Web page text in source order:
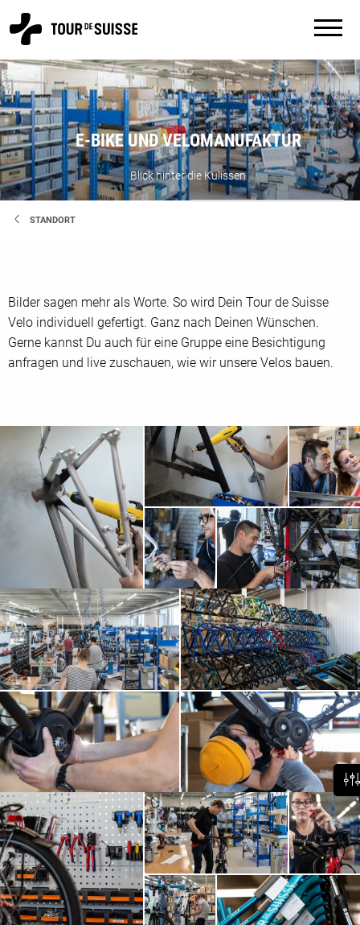
E-BIKE UND VELOMANUFAKTUR
Blick hinter die Kulissen
STANDORT
Bilder sagen mehr als Worte. So wird Dein Tour de Suisse
Velo individuell gefertigt. Ganz nach Deinen Wünschen.
Gerne kannst Du auch für eine Gruppe eine Besichtigung
anfragen und live zuschauen, wie wir unsere Velos bauen.